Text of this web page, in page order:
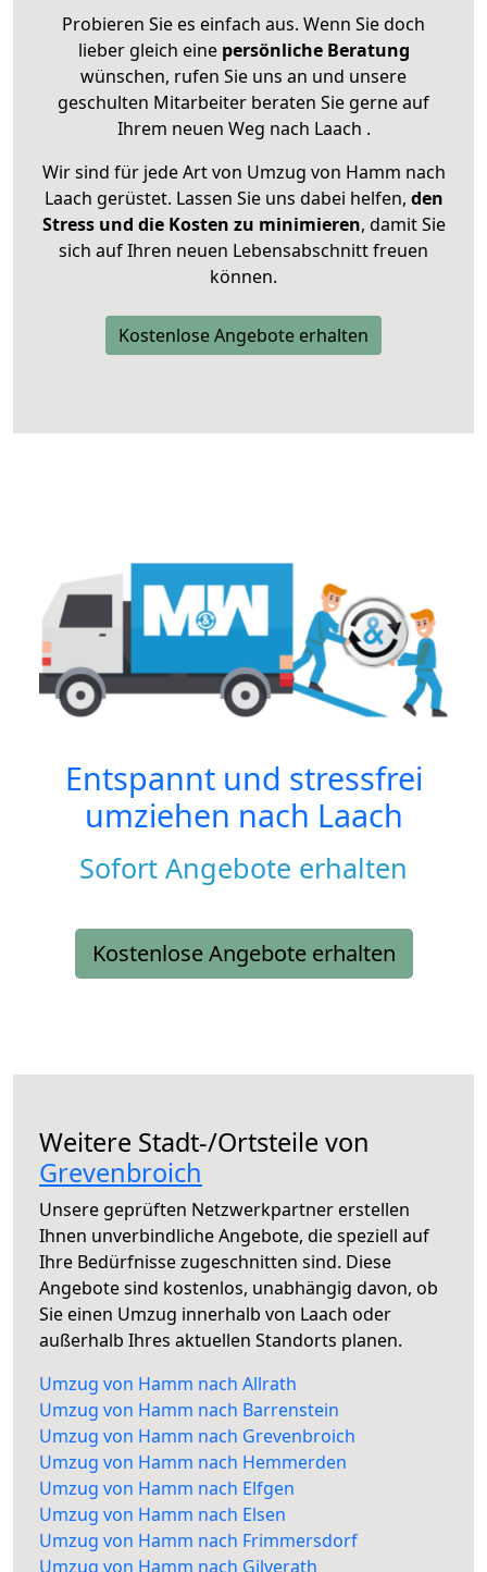
Probieren Sie es einfach aus. Wenn Sie doch
lieber gleich eine persönliche Beratung
wünschen, rufen Sie uns an und unsere
geschulten Mitarbeiter beraten Sie gerne auf
Ihrem neuen Weg nach Laach .
Wir sind für jede Art von Umzug von Hamm nach
Laach gerüstet. Lassen Sie uns dabei helfen, den
Stress und die Kosten zu minimieren, damit Sie
sich auf Ihren neuen Lebensabschnitt freuen
können.
Kostenlose Angebote erhalten
Entspannt und stressfrei
umziehen nach Laach
Sofort Angebote erhalten
Kostenlose Angebote erhalten
Weitere Stadt-/Ortsteile von
Grevenbroich
Unsere geprüften Netzwerkpartner erstellen
Ihnen unverbindliche Angebote, die speziell auf
Ihre Bedürfnisse zugeschnitten sind. Diese
Angebote sind kostenlos, unabhängig davon, ob
Sie einen Umzug innerhalb von Laach oder
außerhalb Ihres aktuellen Standorts planen.
Umzug von Hamm nach Allrath
Umzug von Hamm nach Barrenstein
Umzug von Hamm nach Grevenbroich
Umzug von Hamm nach Hemmerden
Umzug von Hamm nach Elfgen
Umzug von Hamm nach Elsen
Umzug von Hamm nach Frimmersdorf
Umzug von Hamm nach Gilverath